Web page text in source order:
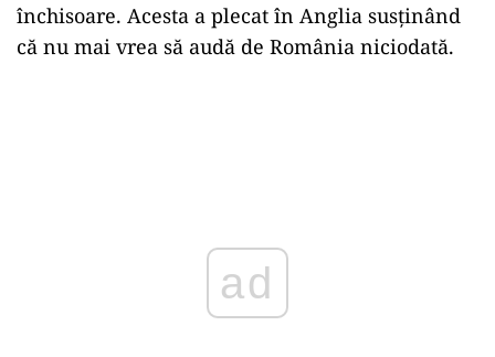
închisoare. Acesta a plecat în Anglia susținând
că nu mai vrea să audă de România niciodată.
ad